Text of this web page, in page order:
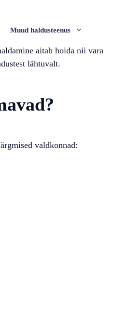
Muud haldusteenus
aitab hoida nii vara
lähtuvalt.
valdkonnad: